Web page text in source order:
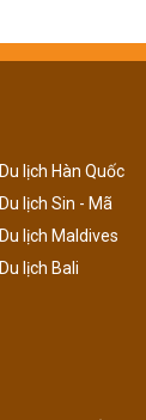
Du lịch Hàn Quốc
Du lịch Sin - Mã
Du lịch Maldives
Du lịch Bali